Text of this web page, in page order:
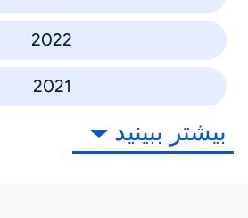
2022
2021
بیشتر ببینید